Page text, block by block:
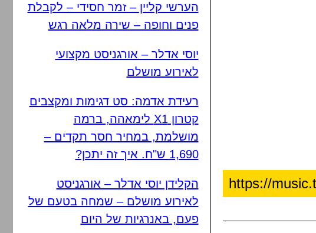
הערשי קליין – זמר חסידי – לקבלת
פנים וחופה – שירה מלאה רגש
יוסי אדלר – אורגניסט מקצועי
לאירוע מושלם
רעידת אדמה: סט דגימות ומקצבים
קטרון X1 לימאהה, ברמה
מושלמת, במחיר חסר תקדים –
1,690 ש"ח. איך זה יתכן?
הקלידן יוסי אדלר – אורגניסט
לאירוע מושלם – שמחה בטעם של
פעם, באנרגיות של היום